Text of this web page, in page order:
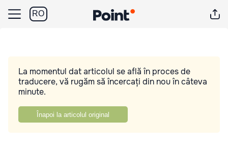
RO
La momentul dat articolul se află în proces de
traducere, vă rugăm să încercați din nou în câteva
minute.
Înapoi la articolul original